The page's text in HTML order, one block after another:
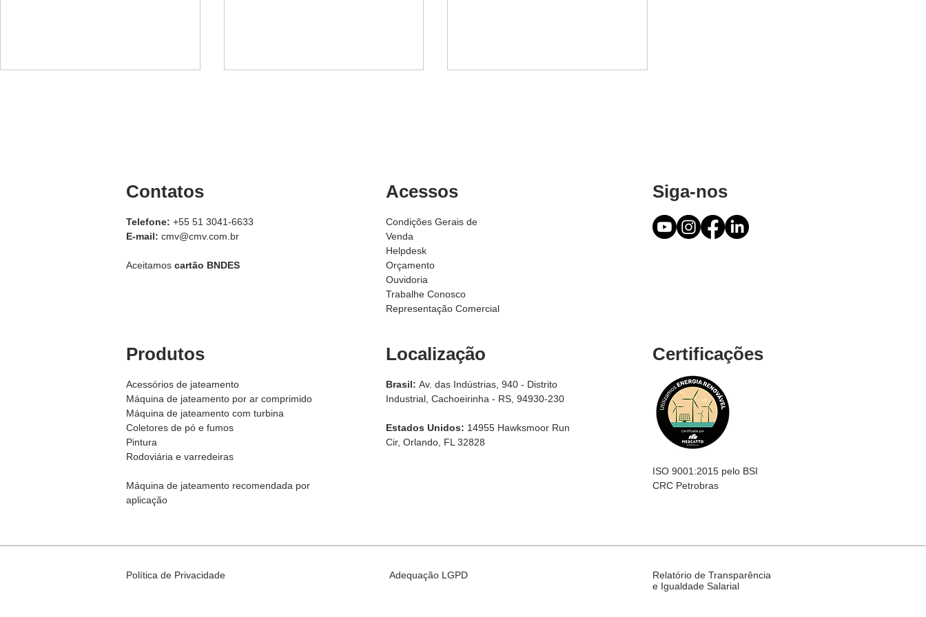
jateamento com ar
jateamento seco
Contatos
Telefone: +55 51 3041-6633
E-mail: cmv@cmv.com.br
Aceitamos cartão BNDES
Produtos
Acessórios de jateamento
Máquina de jateamento por ar comprimido
Máquina de jateamento com turbina
Coletores de pó e fumos
Pintura
Rodoviária e varredeiras
Máquina de jateamento recomendada por
aplicação
Acessos
Condições Gerais de
Venda
Helpdesk
Orçamento
Ouvidoria
Trabalhe Conosco
Representação Comercial
Localização
Brasil: Av. das Indústrias, 940 - Distrito
Industrial, Cachoeirinha - RS, 94930-230
Estados Unidos: 14955 Hawksmoor Run
Cir, Orlando, FL 32828
Siga-nos
Certificações
ISO 9001:2015 pelo BSI
CRC Petrobras
Política de Privacidade Adequação LGPD
Relatório de Transparência
e Igualdade Salarial